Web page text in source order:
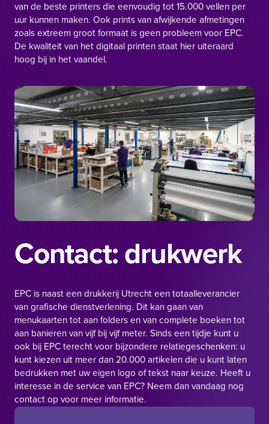
van de beste printers die eenvoudig tot 15.000 vellen per
uur kunnen maken. Ook prints van afwijkende afmetingen
zoals extreem groot formaat is geen probleem voor EPC.
De kwaliteit van het digitaal printen staat hier uiteraard
hoog bij in het vaandel.
Contact: drukwerk
EPC is naast een drukkerij Utrecht een totaalleverancier
van grafische dienstverlening. Dit kan gaan van
menukaarten tot aan folders en van complete boeken tot
aan banieren van vijf bij vijf meter. Sinds een tijdje kunt u
ook bij EPC terecht voor bijzondere relatiegeschenken: u
kunt kiezen uit meer dan 20.000 artikelen die u kunt laten
bedrukken met uw eigen logo of tekst naar keuze. Heeft u
interesse in de service van EPC? Neem dan vandaag nog
contact op voor meer informatie.